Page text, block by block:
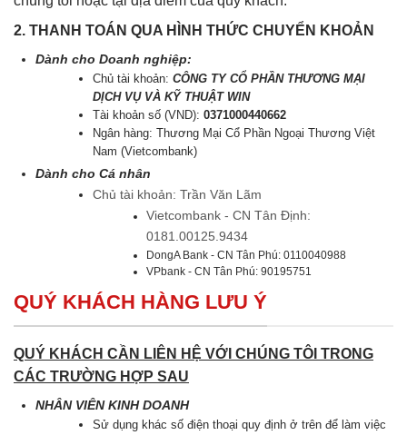
2. THANH TOÁN QUA HÌNH THỨC CHUYỂN KHOẢN
Dành cho Doanh nghiệp:
Chủ tài khoản:CÔNG TY CỔ PHẦN THƯƠNG MẠI
DỊCH VỤ VÀ KỸ THUẬT WIN
Tài khoản số (VND):0371000440662
Ngân hàng: Thương Mại Cổ Phần Ngoại Thương Việt
Nam (Vietcombank)
Dành cho Cá nhân
Chủ tài khoản: Trần Văn Lãm
Vietcombank - CN Tân Định:
0181.00125.9434
DongA Bank - CN Tân Phú: 0110040988
VPbank - CN Tân Phú: 90195751
QUÝ KHÁCH HÀNG LƯU Ý
QUÝ KHÁCH CẦN LIÊN HỆ VỚI CHÚNG TÔI TRONG
CÁC TRƯỜNG HỢP SAU
NHÂN VIÊN KINH DOANH
Sử dụng khác số điện thoại quy định ở trên để làm việc